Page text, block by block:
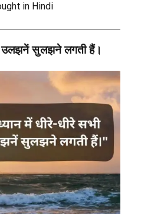
in Hindi
उलझनें सुलझने लगती हैं।